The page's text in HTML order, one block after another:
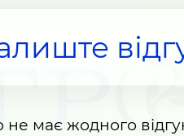
має жодного